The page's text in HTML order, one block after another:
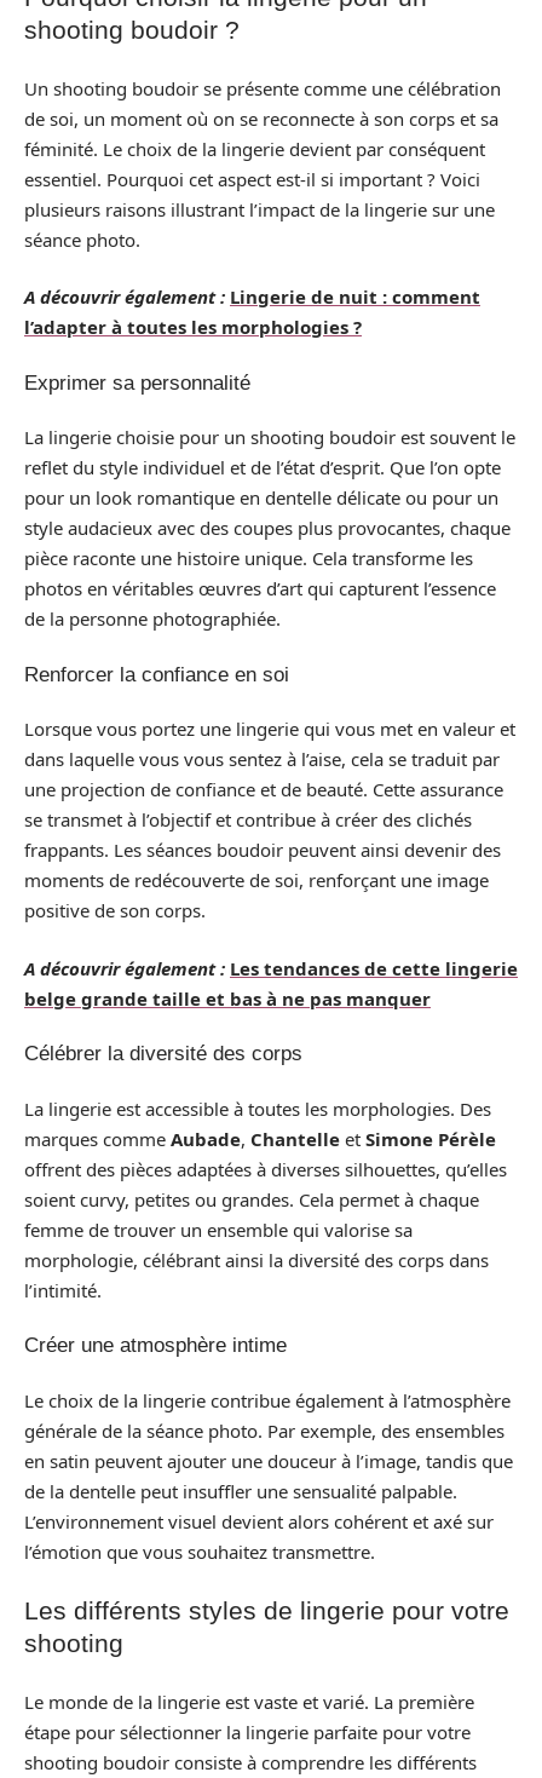
shooting boudoir ?
Un shooting boudoir se présente comme une célébration
de soi, un moment où on se reconnecte à son corps et sa
féminité. Le choix de la lingerie devient par conséquent
essentiel. Pourquoi cet aspect est-il si important ? Voici
plusieurs raisons illustrant l’impact de la lingerie sur une
séance photo.
A découvrir également : Lingerie de nuit : comment
l’adapter à toutes les morphologies ?
Exprimer sa personnalité
La lingerie choisie pour un shooting boudoir est souvent le
reflet du style individuel et de l’état d’esprit. Que l’on opte
pour un look romantique en dentelle délicate ou pour un
style audacieux avec des coupes plus provocantes, chaque
pièce raconte une histoire unique. Cela transforme les
photos en véritables œuvres d’art qui capturent l’essence
de la personne photographiée.
Renforcer la confiance en soi
Lorsque vous portez une lingerie qui vous met en valeur et
dans laquelle vous vous sentez à l’aise, cela se traduit par
une projection de confiance et de beauté. Cette assurance
se transmet à l’objectif et contribue à créer des clichés
frappants. Les séances boudoir peuvent ainsi devenir des
moments de redécouverte de soi, renforçant une image
positive de son corps.
A découvrir également : Les tendances de cette lingerie
belge grande taille et bas à ne pas manquer
Célébrer la diversité des corps
La lingerie est accessible à toutes les morphologies. Des
marques comme Aubade, Chantelle et Simone Pérèle
offrent des pièces adaptées à diverses silhouettes, qu’elles
soient curvy, petites ou grandes. Cela permet à chaque
femme de trouver un ensemble qui valorise sa
morphologie, célébrant ainsi la diversité des corps dans
l’intimité.
Créer une atmosphère intime
Le choix de la lingerie contribue également à l’atmosphère
générale de la séance photo. Par exemple, des ensembles
en satin peuvent ajouter une douceur à l’image, tandis que
de la dentelle peut insuffler une sensualité palpable.
L’environnement visuel devient alors cohérent et axé sur
l’émotion que vous souhaitez transmettre.
Les différents styles de lingerie pour votre
shooting
Le monde de la lingerie est vaste et varié. La première
étape pour sélectionner la lingerie parfaite pour votre
shooting boudoir consiste à comprendre les différents